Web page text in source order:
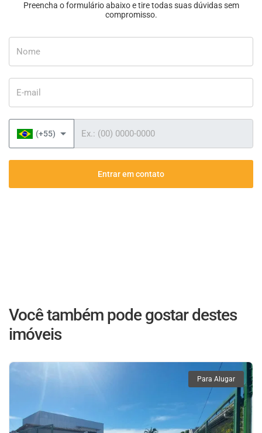
Preencha o formulário abaixo e tire todas suas dúvidas sem
compromisso.
(+55)
Entrar em contato
Você também pode gostar destes
imóveis
Para Alugar